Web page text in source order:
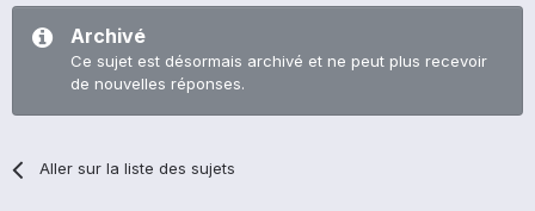
Archivé
Ce sujet est désormais archivé et ne peut plus recevoir
de nouvelles réponses.
Aller sur la liste des sujets